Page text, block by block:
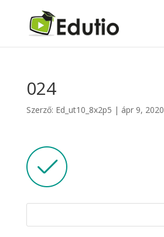
024
Szerző: Ed_ut10_8x2p5 | ápr 9, 2020